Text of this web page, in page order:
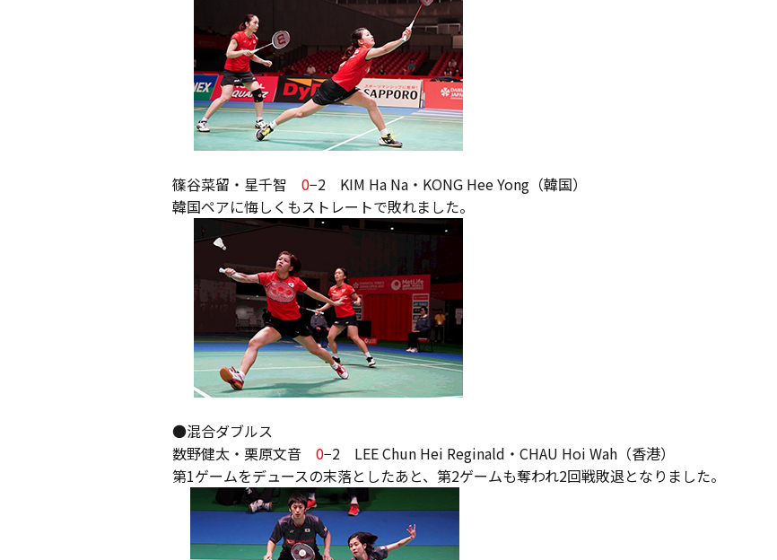
篠谷菜留・星千智 0−2 KIM Ha Na・KONG Hee Yong（韓国）
韓国ペアに悔しくもストレートで敗れました。
●混合ダブルス
数野健太・栗原文音 0−2 LEE Chun Hei Reginald・CHAU Hoi Wah（香港）
第1ゲームをデュースの末落としたあと、第2ゲームも奪われ2回戦敗退となりました。